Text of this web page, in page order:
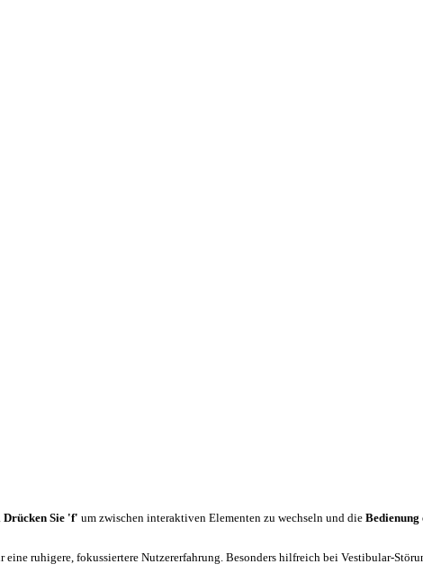
Drücken Sie 'f' um zwischen interaktiven Elementen zu wechseln und die Bedienung
ruhigere, fokussiertere Nutzererfahrung. Besonders hilfreich bei Vestibular-